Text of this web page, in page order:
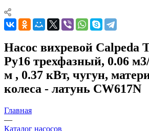
Насос вихревой Calpeda
Ру16 трехфазный, 0.06
м , 0.37 кВт, чугун,
колеса - латунь CW617N
Главная
—
Каталог насосов